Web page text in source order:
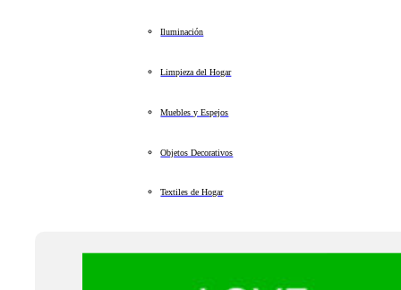
Iluminación
Limpieza del Hogar
Muebles y Espejos
Objetos Decorativos
Textiles de Hogar